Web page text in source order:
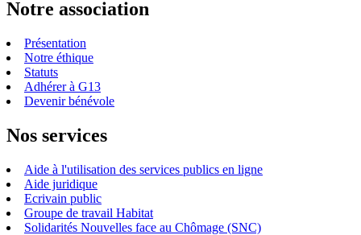
Notre association
Présentation
Notre éthique
Statuts
Adhérer à G13
Devenir bénévole
Nos services
Aide à l'utilisation des services publics en ligne
Aide juridique
Ecrivain public
Groupe de travail Habitat
Solidarités Nouvelles face au Chômage (SNC)